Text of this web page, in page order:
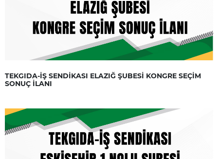
TEKGIDA-İŞ SENDİKASI ELAZIĞ ŞUBESİ KONGRE SEÇİM
SONUÇ İLANI